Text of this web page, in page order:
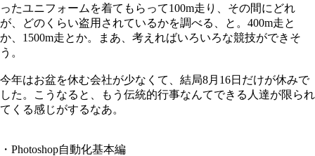
ったユニフォームを着てもらって100m走り、その間にどれ
が、どのくらい盗用されているかを調べる、と。400m走と
か、1500m走とか。まあ、考えればいろいろな競技ができそ
う。
今年はお盆を休む会社が少なくて、結局8月16日だけが休みで
した。こうなると、もう伝統的行事なんてできる人達が限られ
てくる感じがするなあ。
・Photoshop自動化基本編